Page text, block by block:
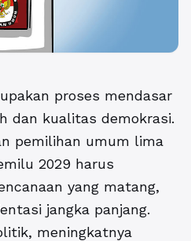
proses mendasar
dan kualitas demokrasi.
pemilihan umum lima
2029 harus
yang matang,
jangka panjang.
meningkatnya